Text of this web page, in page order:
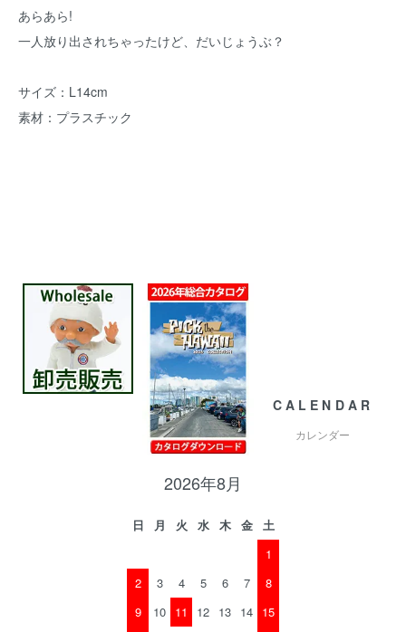
あらあら!
一人放り出されちゃったけど、だいじょうぶ？
サイズ：L14cm
素材：プラスチック
CALENDAR
カレンダー
2026年8月
日 月 火 水 木 金
土
1
2
3 4 5 6 7
8
9
10 11 12 13 14 15